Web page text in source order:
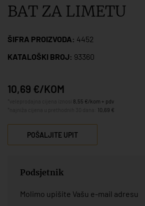
BAT ZA LIMETU
ŠIFRA PROIZVODA: 4452
KATALOŠKI BROJ: 93360
10,69 €/KOM
8,55 €/kom + pdv
10,69 €
POŠALJITE UPIT
Podsjetnik
Molimo upišite Vašu e-mail adresu